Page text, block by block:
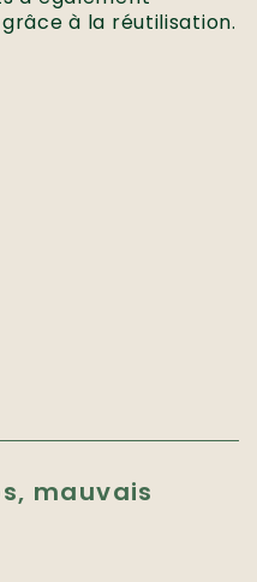
à la réutilisation.
mauvais